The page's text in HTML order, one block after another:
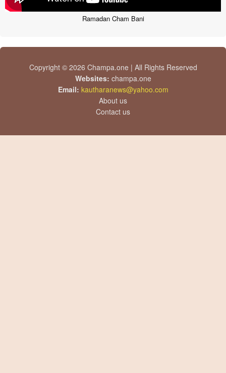
Ramadan Cham Bani
Copyright © 2026 Champa.one | All Rights Reserved
Websites: champa.one
Email: kautharanews@yahoo.com
About us
Contact us